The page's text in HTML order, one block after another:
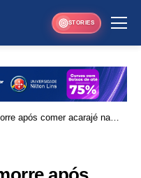
STORIES
após comer acarajé na